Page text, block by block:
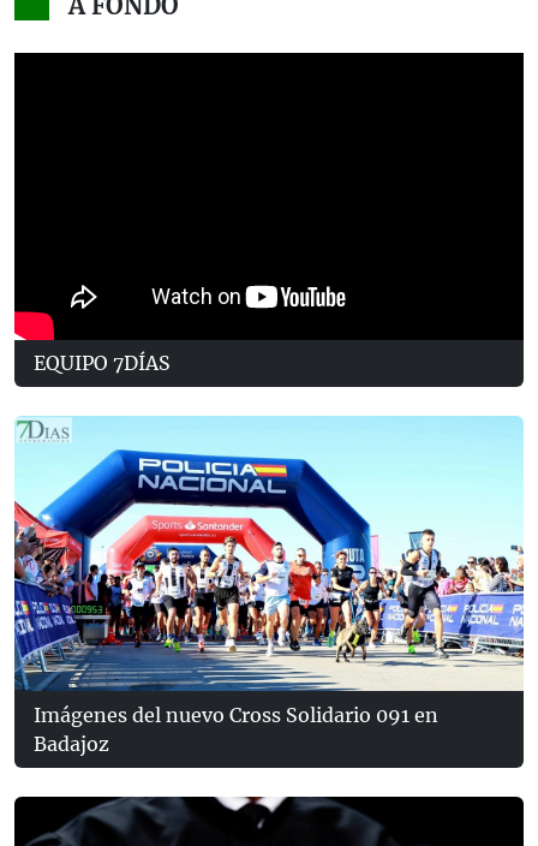
EQUIPO 7DÍAS
Imágenes del nuevo Cross Solidario 091 en
Badajoz